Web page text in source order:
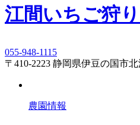
江間いちご狩
055-948-1115
〒410-2223 静岡県伊豆の国市
農園情報